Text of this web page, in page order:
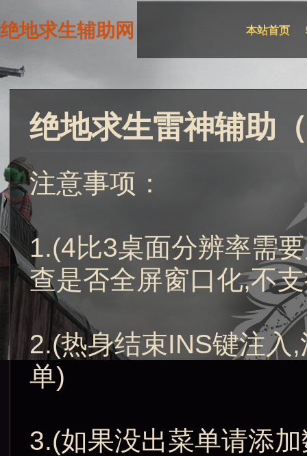
绝地求生辅助网 本站首页
绝地求生雷神辅助
注意事项：
1.(4比3桌面分辨率需
查是否全屏窗口化,不
2.(热身结束INS键注入
单)
3.(如果没出菜单请添